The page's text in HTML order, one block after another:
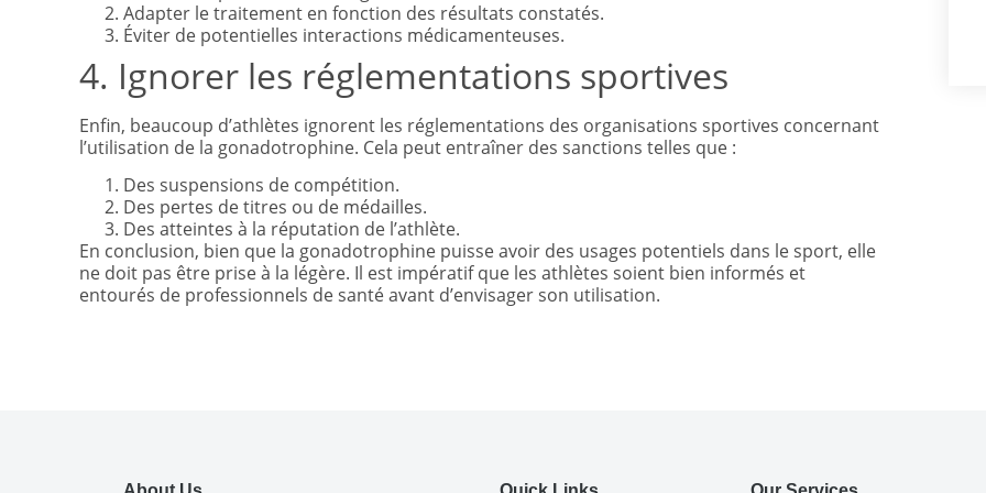
Adapter le traitement en fonction des résultats constatés.
Éviter de potentielles interactions médicamenteuses.
4. Ignorer les réglementations sportives
Enfin, beaucoup d’athlètes ignorent les réglementations des organisations sportives concernant
l’utilisation de la gonadotrophine. Cela peut entraîner des sanctions telles que :
Des suspensions de compétition.
Des pertes de titres ou de médailles.
Des atteintes à la réputation de l’athlète.
En conclusion, bien que la gonadotrophine puisse avoir des usages potentiels dans le sport, elle
ne doit pas être prise à la légère. Il est impératif que les athlètes soient bien informés et
entourés de professionnels de santé avant d’envisager son utilisation.